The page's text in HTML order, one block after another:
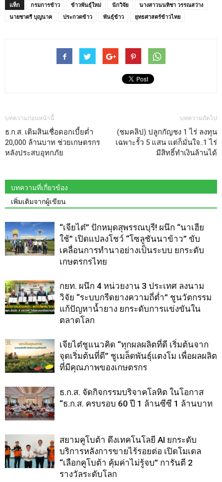
แท็ก กรมการข้าว ข้าวพันธุ์ใหม่ นักวิจัย
นางสาวนนทิชา วรรณสว่าง
นายชาตรี บุญนาค
ประกวดข้าว พันธุ์ข้าว ยุทธศาสตร์ข้าวไทย
บทความก่อนหน้านี้
ธ.ก.ส. เติมสินเชื่อดอกเบี้ยต่ำ
20,000 ล้านบาท ช่วยเกษตรกร
หลังประสบอุทกภัย
บทความถัดไป
(ชมคลิป) ปลูกกัญชง 1 ไร่ ลงทุน
เฉพาะรั้ว 5 แสน แต่ก็มั่นใจ..1 ไร่
มีสิทธิ์ทำเงินล้านได้
บทความที่เกี่ยวข้อง
เพิ่มเติมจากผู้เขียน
“เจียไต๋” ปักหมุดสุพรรณบุรี! ผนึก “นาเฮีย
ใช้” เปิดแปลงโชว์ “โซลูชันนาข้าว” ขับ
เคลื่อนการทำนาอย่างเป็นระบบ ยกระดับ
เกษตรกรไทย
กยท. ผนึก 4 หน่วยงาน 3 ประเทศ ลงนาม
วิจัย “ระบบกรีดยางความถี่ต่ำ” ชูนวัตกรรม
แก้ปัญหาน้ำยาง ยกระดับการแข่งขันใน
ตลาดโลก
เจียไต๋ชูแนวคิด “ทุกผลผลิตที่ดี เริ่มต้นจาก
จุดเริ่มต้นที่ดี” ชูเมล็ดพันธุ์แตงโม เพื่อผลผลิต
ที่มีคุณภาพของเกษตรกร
ธ.ก.ส. จัดกิจกรรมบริจาคโลหิต ในโอกาส
“ธ.ก.ส. ครบรอบ 60 ปี 1 ล้านซีซี 1 ล้านบาท
สยามคูโบต้า ดึงเทคโนโลยี AI ยกระดับ
บริการหลังการขายไร้รอยต่อ เปิดโมเดล
“เลือกคูโบต้า คุ้มค่าไม่รู้จบ” การันตี 2
รางวัลระดับโลก